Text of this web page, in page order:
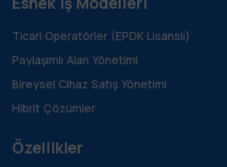
Ticari Operatörler (EPDK Lisanslı)
Paylaşımlı Alan Yönetimi
Bireysel Cihaz Satış Yönetimi
Hibrit Çözümler
Özellikler